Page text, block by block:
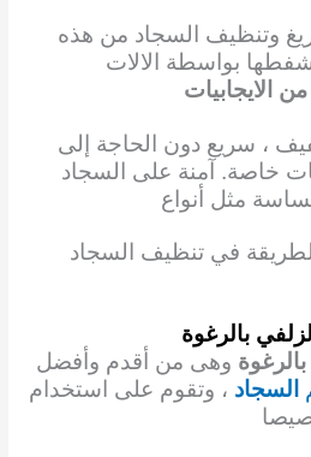
وتنظيف السجاد من هذه
بواسطة الالات
من الايجابيات
، سريع دون الحاجة إلى
خاصة. آمنة على السجاد
مثل أنواع
في تنظيف السجاد
بالرغوة
وهى من أقدم وأفضل
السجاد ، وتقوم على استخدام